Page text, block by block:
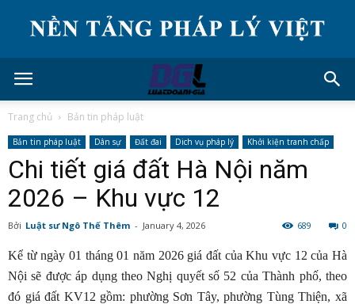
Trang chủ Bản tin pháp luật
Bản tin pháp luật Dân sự Đất đai Dich vụ pháp lý Khởi kiện tranh chấp
Chi tiết giá đất Hà Nội năm
2026 – Khu vực 12
Bởi Luật sư Ngô Thế Thêm - January 4, 2026 0
689
Kể từ ngày 01 tháng 01 năm 2026 giá đất của Khu vực 12 của Hà
Nội sẽ được áp dụng theo Nghị quyết số 52 của Thành phố, theo
đó giá đất KV12 gồm: phường Sơn Tây, phường Tùng Thiện, xã